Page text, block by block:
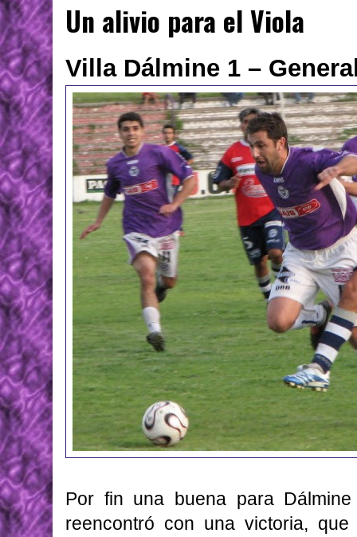
Un alivio para el Viola
Villa Dálmine 1 –
Por fin una buena para
reencontró con una victoria,